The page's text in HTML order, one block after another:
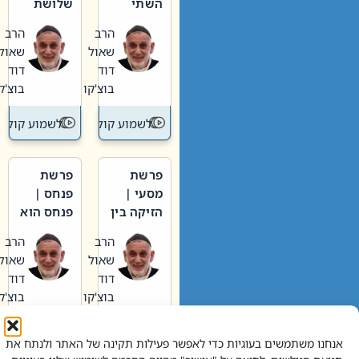
אנחנו משתמשים בעוגיות כדי לאפשר פעילות תקינה של האתר ולנתח את
וערב של
חיינו
הרב
שאול
דוד
בוצ'קו
לשמוע קול תורה – מדרש
האבות
הרב
שאול
דוד
בוצ'קו
לשמוע קול
פרשת
מסעי |
הזיקה בין
הגדול לעם הרב
שאול
דוד
בוצ'קו
לשמוע קול תורה – מדרש
פרשת
פנחס |
פנחס הוא
אליהו: בין
קנאות
הורסת
לקנאות
בונה
הרב
שאול
דוד
בוצ'קו
לשמוע קול